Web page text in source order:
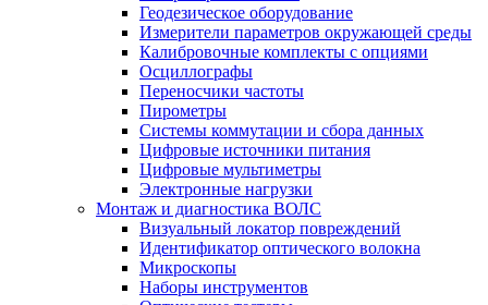
Геодезическое оборудование
Измерители параметров окружающей среды
Калибровочные комплекты с опциями
Осциллографы
Переносчики частоты
Пирометры
Системы коммутации и сбора данных
Цифровые источники питания
Цифровые мультиметры
Электронные нагрузки
Монтаж и диагностика ВОЛС
Визуальный локатор повреждений
Идентификатор оптического волокна
Микроскопы
Наборы инструментов